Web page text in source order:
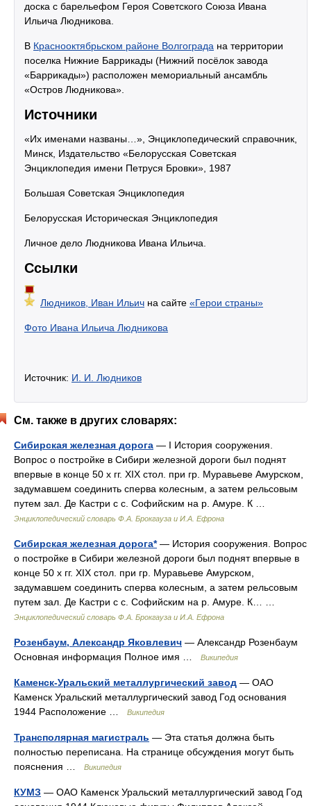
доска с барельефом Героя Советского Союза Ивана
Ильича Людникова.
В Краснооктябрьском районе Волгограда на территории
поселка Нижние Баррикады (Нижний посёлок завода
«Баррикады») расположен мемориальный ансамбль
«Остров Людникова».
Источники
«Их именами названы…», Энциклопедический справочник,
Минск, Издательство «Белорусская Советская
Энциклопедия имени Петруся Бровки», 1987
Большая Советская Энциклопедия
Белорусская Историческая Энциклопедия
Личное дело Людникова Ивана Ильича.
Ссылки
Людников, Иван Ильич на сайте «Герои страны»
Фото Ивана Ильича Людникова
Источник: И. И. Людников
См. также в других словарях:
Сибирская железная дорога — I История сооружения.
Вопрос о постройке в Сибири железной дороги был поднят
впервые в конце 50 х гг. XIX стол. при гр. Муравьеве Амурском,
задумавшем соединить сперва колесным, а затем рельсовым
путем зал. Де Кастри с с. Софийским на р. Амуре. К …
Энциклопедический словарь Ф.А. Брокгауза и И.А. Ефрона
Сибирская железная дорога*— История сооружения. Вопрос
о постройке в Сибири железной дороги был поднят впервые в
конце 50 х гг. XIX стол. при гр. Муравьеве Амурском,
задумавшем соединить сперва колесным, а затем рельсовым
путем зал. Де Кастри с с. Софийским на р. Амуре. К… …
Энциклопедический словарь Ф.А. Брокгауза и И.А. Ефрона
Розенбаум, Александр Яковлевич — Александр Розенбаум
Основная информация Полное имя …
Википедия
Каменск-Уральский металлургический завод — ОАО
Каменск Уральский металлургический завод Год основания
1944 Расположение …
Википедия
Трансполярная магистраль — Эта статья должна быть
полностью переписана. На странице обсуждения могут быть
пояснения …
Википедия
КУМЗ — ОАО Каменск Уральский металлургический завод Год